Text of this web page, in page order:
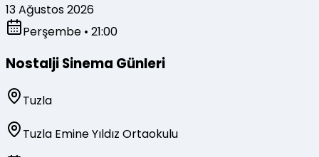
13 Ağustos 2026
Perşembe • 21:00
Nostalji Sinema Günleri
Tuzla
Tuzla Emine Yıldız Ortaokulu